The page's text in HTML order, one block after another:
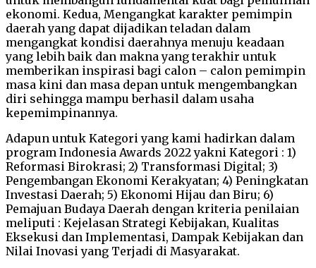
ekonomi. Kedua, Mengangkat karakter pemimpin
daerah yang dapat dijadikan teladan dalam
mengangkat kondisi daerahnya menuju keadaan
yang lebih baik dan makna yang terakhir untuk
memberikan inspirasi bagi calon – calon pemimpin
masa kini dan masa depan untuk mengembangkan
diri sehingga mampu berhasil dalam usaha
kepemimpinannya.
Adapun untuk Kategori yang kami hadirkan dalam
program Indonesia Awards 2022 yakni Kategori : 1)
Reformasi Birokrasi; 2) Transformasi Digital; 3)
Pengembangan Ekonomi Kerakyatan; 4) Peningkatan
Investasi Daerah; 5) Ekonomi Hijau dan Biru; 6)
Pemajuan Budaya Daerah dengan kriteria penilaian
meliputi : Kejelasan Strategi Kebijakan, Kualitas
Eksekusi dan Implementasi, Dampak Kebijakan dan
Nilai Inovasi yang Terjadi di Masyarakat.